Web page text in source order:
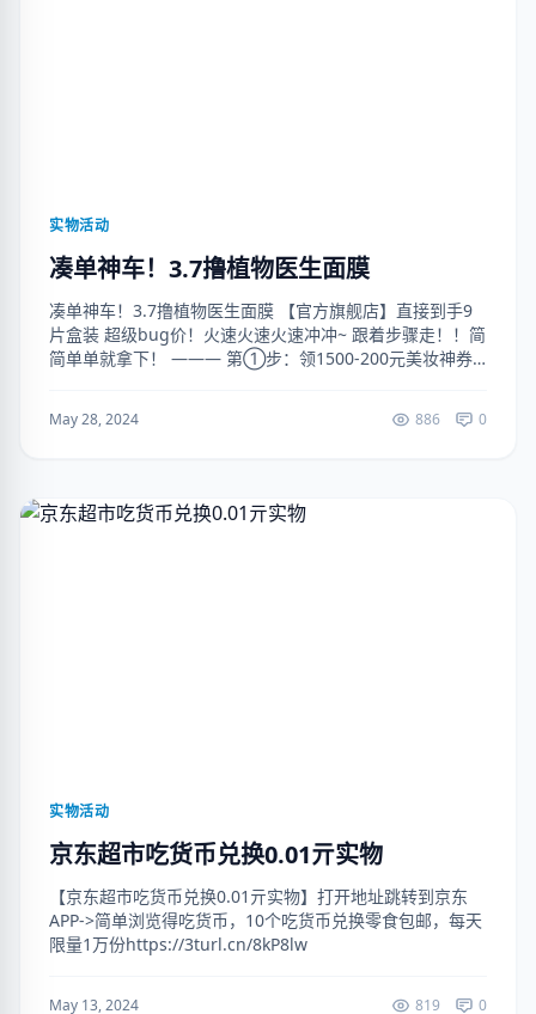
实物活动
凑单神车！3.7撸植物医生面膜
凑单神车！3.7撸植物医生面膜 【官方旗舰店】直接到手9
片盒装 超级bug价！火速火速火速冲冲~ 跟着步骤走！！简
简单单就拿下！ ——— 第①步：领1500-200元美妆神券
May 28, 2024 886 0
实物活动
京东超市吃货币兑换0.01亓实物
【京东超市吃货币兑换0.01亓实物】打开地址跳转到京东
APP->简单浏览得吃货币，10个吃货币兑换零食包邮，每天
限量1万份https://3turl.cn/8kP8lw
May 13, 2024 819 0